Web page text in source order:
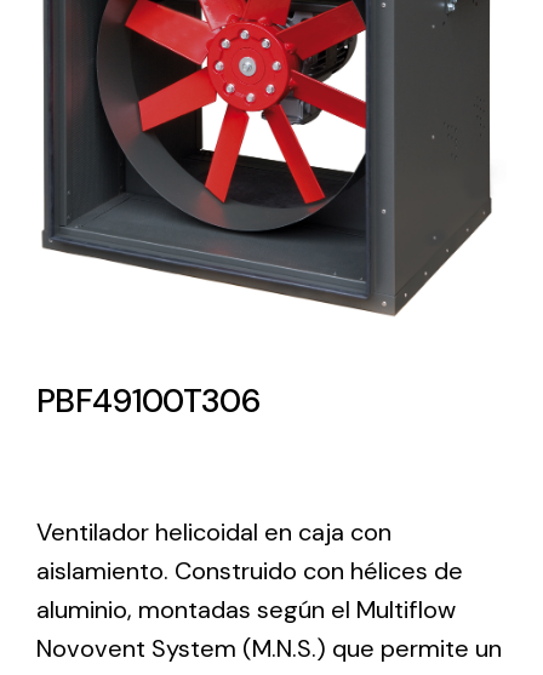
Lighting and Electrical
Equipment
Complete solutions in lighting and electrical
material for each project and need
Amplia gama de ventiladores y equipos de
Ventilation
The incorporation of Novovent into the group
PBF49100T306
Ventilador helicoidal en caja con
aislamiento. Construido con hélices de
aluminio, montadas según el Multiflow
Novovent System (M.N.S.) que permite un